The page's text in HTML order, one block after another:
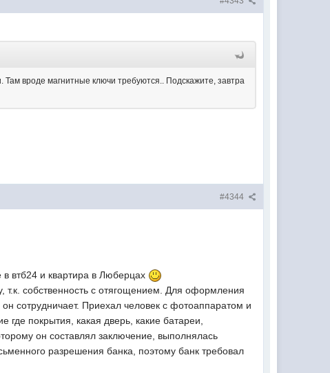
вроде магнитные ключи требуются.. Подскажите, завтра
#4344
втб24 и квартира в Люберцах
собственность с отягощением. Для оформления
сотрудничает. Приехал человек с фотоаппаратом и
где покрытия, какая дверь, какие батареи,
он составлял заключение, выполнялась
разрешения банка, поэтому банк требовал